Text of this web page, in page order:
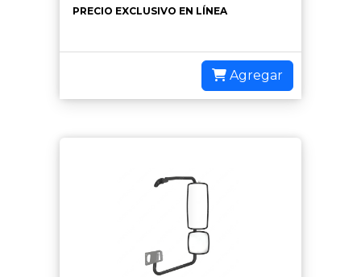
PRECIO EXCLUSIVO EN LÍNEA
Agregar